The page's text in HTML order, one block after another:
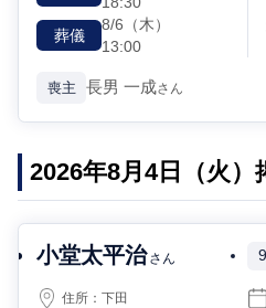
葬儀
8/6 （木）
13:00
喪主 長男 一成さん
2026年8月4日（火）
小堂太平治 さん
住所：下田